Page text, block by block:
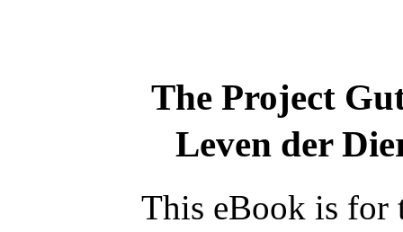
The Project
Leven der
This eBook is for